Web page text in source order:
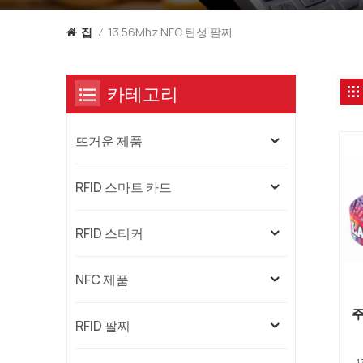
집 / 13.56Mhz NFC 탄성 팔찌
카테고리
뜨거운 제품
RFID 스마트 카드
RFID 스티커
NFC 제품
RFID 팔찌